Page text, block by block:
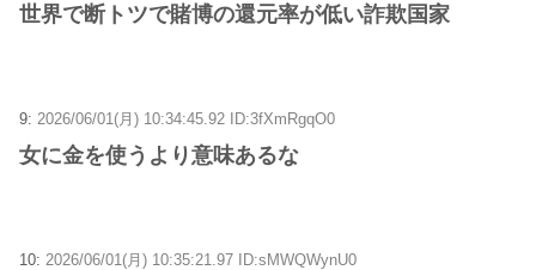
世界で断トツで賭博の還元率が低い詐欺国家
9: 2026/06/01(月) 10:34:45.92 ID:3fXmRgqO0
女に金を使うより意味あるな
10: 2026/06/01(月) 10:35:21.97 ID:sMWQWynU0